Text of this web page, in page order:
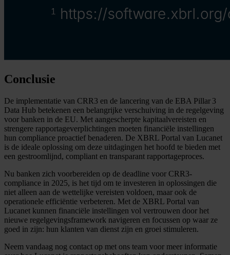
Conclusie
De implementatie van CRR3 en de lancering van de EBA Pillar 3
Data Hub betekenen een belangrijke verschuiving in de regelgeving
voor banken in de EU. Met aangescherpte kapitaalvereisten en
strengere rapportageverplichtingen moeten financiële instellingen
hun compliance proactief benaderen. De XBRL Portal van Lucanet
is de ideale oplossing om deze uitdagingen het hoofd te bieden met
een gestroomlijnd, compliant en transparant rapportageproces.
Nu banken zich voorbereiden op de deadline voor CRR3-
compliance in 2025, is het tijd om te investeren in oplossingen die
niet alleen aan de wettelijke vereisten voldoen, maar ook de
operationele efficiëntie verbeteren. Met de XBRL Portal van
Lucanet kunnen financiële instellingen vol vertrouwen door het
nieuwe regelgevingsframework navigeren en focussen op waar ze
goed in zijn: hun klanten van dienst zijn en groei stimuleren.
Neem vandaag nog contact op met ons team voor meer informatie